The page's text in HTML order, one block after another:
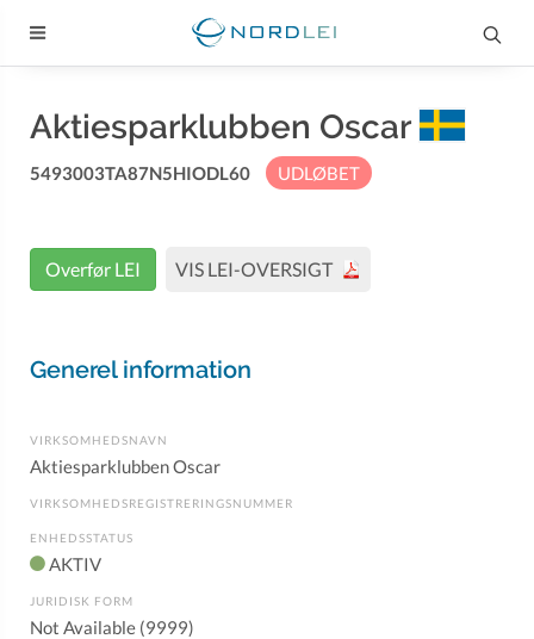
Aktiesparklubben Oscar
5493003TA87N5HIODL60 UDLØBET
Overfør LEI VIS LEI-OVERSIGT
Generel information
VIRKSOMHEDSNAVN
Aktiesparklubben Oscar
VIRKSOMHEDSREGISTRERINGSNUMMER
ENHEDSSTATUS
AKTIV
JURIDISK FORM
Not Available (9999)